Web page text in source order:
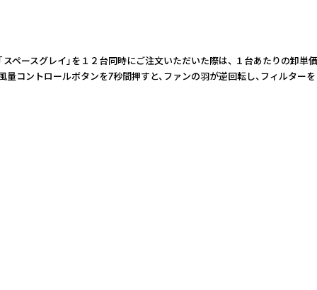
ペースグレイ」を１２台同時にご注文いただいた際は、 １台
ロールボタンを7秒間押すと、ファンの羽が逆回転し、フィルタ